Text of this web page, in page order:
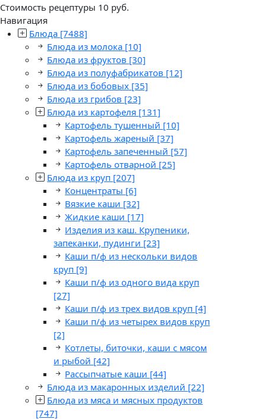
Стоимость рецептуры 10 руб.
Навигация
Блюда [7488]
Блюда из молока [10]
Блюда из фруктов [30]
Блюда из полуфабрикатов [12]
Блюда из бобовых [35]
Блюда из грибов [23]
Блюда из картофеля [131]
Картофель тушенный [10]
Картофель жареный [37]
Картофель запеченный [57]
Картофель отварной [25]
Блюда из круп [207]
Концентраты [6]
Вязкие каши [32]
Жидкие каши [17]
Изделия из каш. Крупеники,
запеканки, пудинги [23]
Каши п/ф из нескольки видов
круп [9]
Каши п/ф из одного вида круп
[27]
Каши п/ф из трех видов круп [4]
Каши п/ф из четырех видов круп
[2]
Котлеты, биточки, каши с мясом
и рыбой [42]
Рассыпчатые каши [44]
Блюда из макаронных изделий [22]
Блюда из мяса и мясных продуктов
[747]